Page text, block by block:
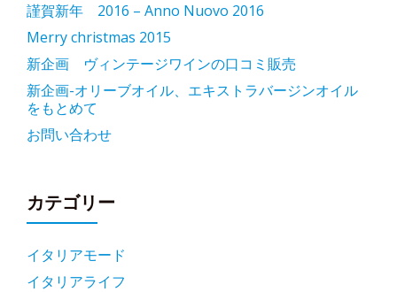
謹賀新年 2016 – Anno Nuovo 2016
Merry christmas 2015
新企画 ヴィンテージワインの口コミ販売
新企画-オリーブオイル、エキストラバージンオイル
をもとめて
お問い合わせ
カテゴリー
イタリアモード
イタリアライフ